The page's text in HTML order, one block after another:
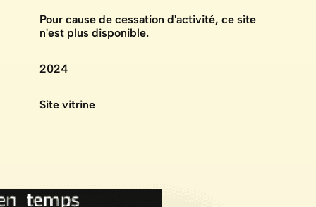
Pour cause de cessation d'activité, ce site
n'est plus disponible.
2024
Site vitrine